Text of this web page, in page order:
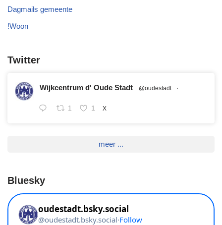
Dagmails gemeente
!Woon
Twitter
Wijkcentrum d' Oude Stadt @oudestadt ·
1 1 X
meer ...
Bluesky